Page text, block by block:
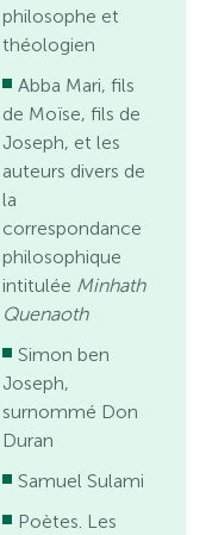
philosophe et
théologien
Abba Mari, fils
de Moïse, fils de
Joseph, et les
auteurs divers de
la
correspondance
philosophique
intitulée Minhath
Quenaoth
Simon ben
Joseph,
surnommé Don
Duran
Samuel Sulami
Poètes. Les